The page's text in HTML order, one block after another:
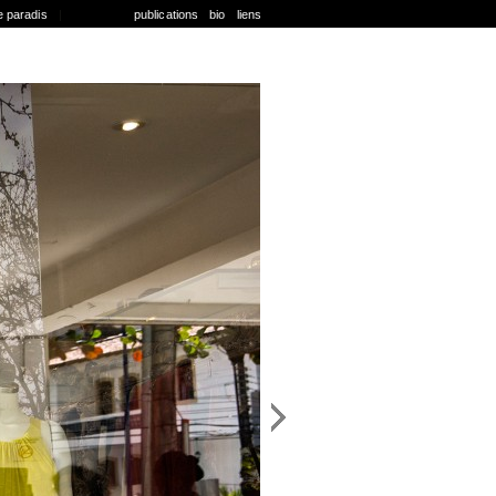
paradis publications bio liens